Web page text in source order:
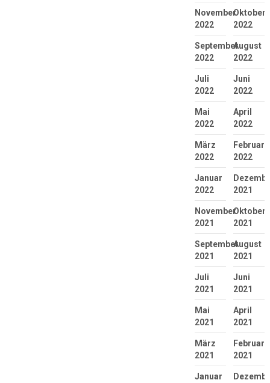
November
2022
Oktober
2022
September
2022
August
2022
Juli
2022
Juni
2022
Mai
2022
April
2022
März
2022
Februar
2022
Januar
2022
2021
November
2021
Oktober
2021
September
2021
August
2021
Juli
2021
Juni
2021
Mai
2021
April
2021
März
2021
Februar
2021
Januar